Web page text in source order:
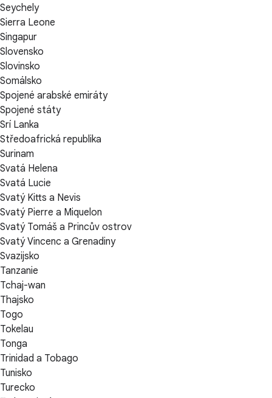
Seychely
Sierra Leone
Singapur
Slovensko
Slovinsko
Somálsko
Spojené arabské emiráty
Spojené státy
Srí Lanka
Středoafrická republika
Surinam
Svatá Helena
Svatá Lucie
Svatý Kitts a Nevis
Svatý Pierre a Miquelon
Svatý Tomáš a Princův ostrov
Svatý Vincenc a Grenadiny
Svazijsko
Tanzanie
Tchaj-wan
Thajsko
Togo
Tokelau
Tonga
Trinidad a Tobago
Tunisko
Turecko